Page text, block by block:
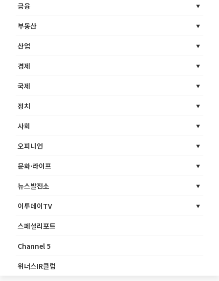
금융
부동산
산업
경제
국제
정치
사회
오피니언
문화·라이프
뉴스발전소
이투데이TV
스페셜리포트
Channel 5
위너스IR클럽